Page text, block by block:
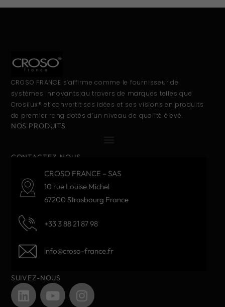
CROSO FRANCE s’affirme comme le fournisseur de
systèmes innovants au travers de marques telles que
Crosilux® et convertit ses idées et ses visions en produits
de premier rang dotés d’un niveau de qualité élevé.
NOS PRODUITS
CONTACTEZ-NOUS
CROSO FRANCE – SAS
10 rue Louise Michel
67200 Strasbourg France
+33 3 88 21 87 98
info@croso-france.fr
SUIVEZ-NOUS